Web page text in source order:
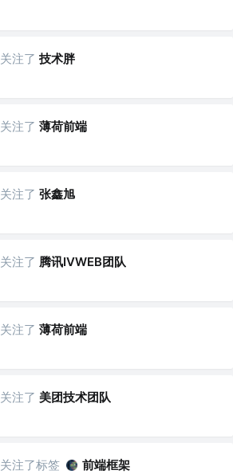
关注了 技术胖
关注了 薄荷前端
关注了 张鑫旭
关注了 腾讯IVWEB团队
关注了 薄荷前端
关注了 美团技术团队
关注了标签 前端框架